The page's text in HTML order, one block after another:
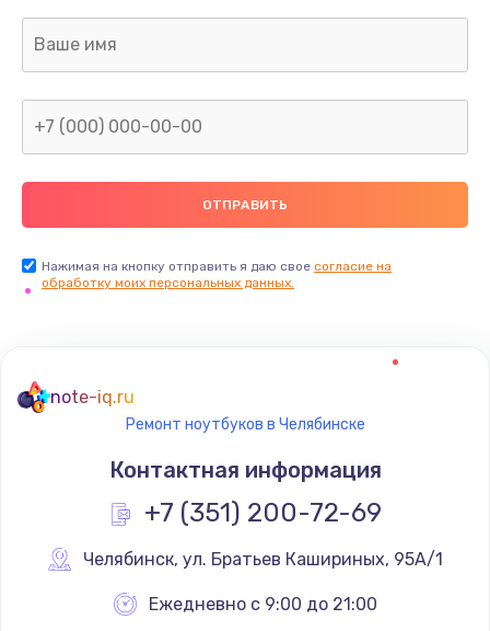
Заказать
Замена камеры ноутбука
950 руб.
Замена шлейфа
1050 руб.
Заказать
800 руб.
Заказать
1100 руб.
Нажимая на кнопку отправить я даю свое согласие на
обработку моих персональных данных.
note-iq.ru
Ремонт ноутбуков в Челябинске
Контактная информация
+7 (351) 200-72-69
Челябинск, ул. Братьев Кашириных, 95А/1
Ежедневно с 9:00 до 21:00